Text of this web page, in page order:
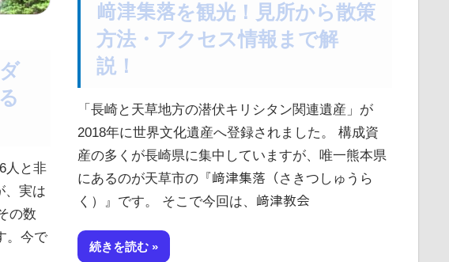
人と非
、実は
の数
。今で
﨑津集落を観光！見所から散策
方法・アクセス情報まで解
説！
「長崎と天草地方の潜伏キリシタン関連遺産」が
2018年に世界文化遺産へ登録されました。 構成資
産の多くが長崎県に集中していますが、唯一熊本県
にあるのが天草市の『﨑津集落（さきつしゅうら
く）』です。 そこで今回は、﨑津教会
続きを読む